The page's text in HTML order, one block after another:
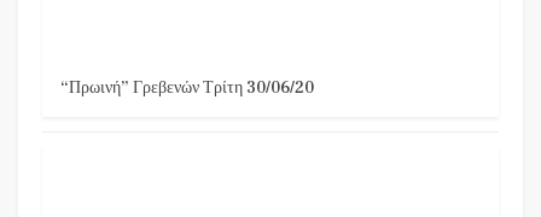
“Πρωινή” Γρεβενών Τρίτη 30/06/20